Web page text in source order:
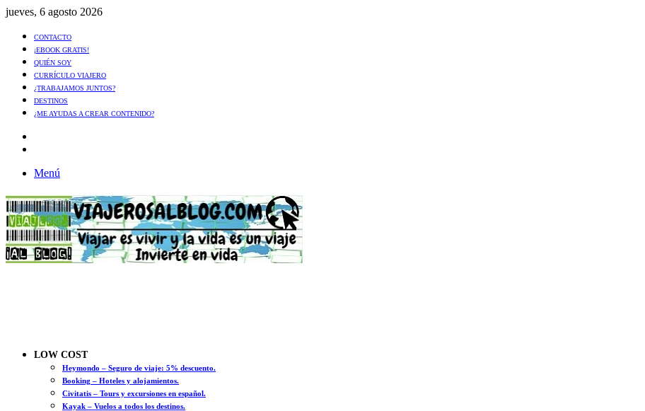
jueves, 6 agosto 2026
CONTACTO
¡EBOOK GRATIS!
QUIÉN SOY
CURRÍCULO VIAJERO
¿TRABAJAMOS JUNTOS?
DESTINOS
¿ME AYUDAS A CREAR CONTENIDO?
Menú
LOW COST
Heymondo – Seguro de viaje: 5% descuento.
Booking – Hoteles y alojamientos.
Civitatis – Tours y excursiones en español.
Kayak – Vuelos a todos los destinos.